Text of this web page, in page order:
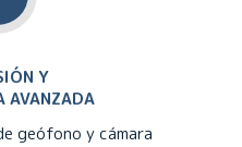
Y
AVANZADA
geófono y cámara